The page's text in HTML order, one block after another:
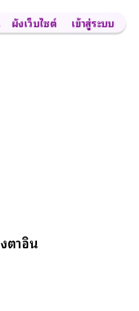
ผังเว็บไซต์ เข้าสู่ระบบ
ตาอิน